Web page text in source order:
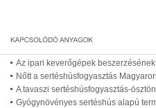
Az ipari keverőgépek
Nőtt a sertéshúsfogyasztás
A tavaszi sertéshúsfogyasztás-
Gyógynövényes sertéshús alapú